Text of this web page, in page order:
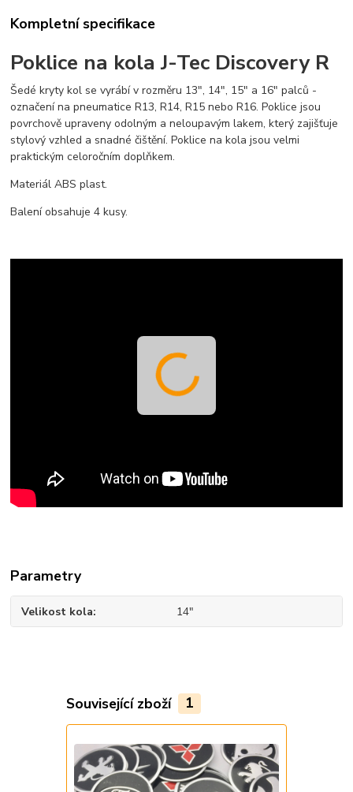
Kompletní specifikace
Poklice na kola J-Tec Discovery R
Šedé kryty kol se vyrábí v rozměru 13", 14", 15" a 16" palců -
označení na pneumatice R13, R14, R15 nebo R16. Poklice jsou
povrchově upraveny odolným a neloupavým lakem, který zajišťuje
stylový vzhled a snadné čištění. Poklice na kola jsou velmi
praktickým celoročním doplňkem.
Materiál ABS plast.
Balení obsahuje 4 kusy.
Parametry
Velikost kola 14"
Související zboží 1